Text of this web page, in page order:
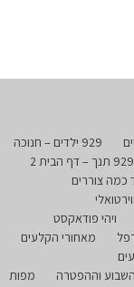
929 ילדים – חנוכה
929 תנך – דף הבית 2
כמה צוררים
ויהי פודאקסט
מאחורי הקלעים
וההפטרה
מפות